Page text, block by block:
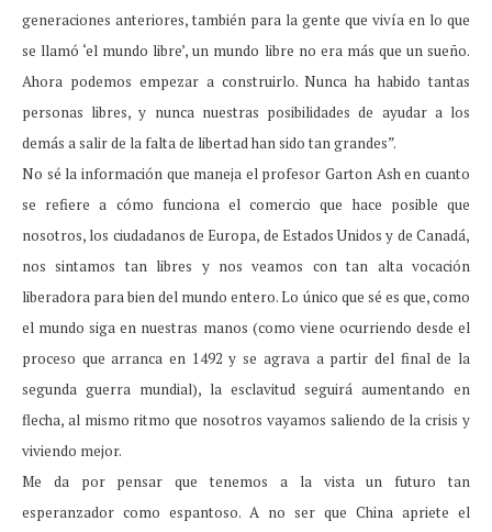
generaciones anteriores, también para la gente que vivía en lo que
se llamó ‘el mundo libre’, un mundo libre no era más que un sueño.
Ahora podemos empezar a construirlo. Nunca ha habido tantas
personas libres, y nunca nuestras posibilidades de ayudar a los
demás a salir de la falta de libertad han sido tan grandes”.
No sé la información que maneja el profesor Garton Ash en cuanto
se refiere a cómo funciona el comercio que hace posible que
nosotros, los ciudadanos de Europa, de Estados Unidos y de Canadá,
nos sintamos tan libres y nos veamos con tan alta vocación
liberadora para bien del mundo entero. Lo único que sé es que, como
el mundo siga en nuestras manos (como viene ocurriendo desde el
proceso que arranca en 1492 y se agrava a partir del final de la
segunda guerra mundial), la esclavitud seguirá aumentando en
flecha, al mismo ritmo que nosotros vayamos saliendo de la crisis y
viviendo mejor.
Me da por pensar que tenemos a la vista un futuro tan
esperanzador como espantoso. A no ser que China apriete el